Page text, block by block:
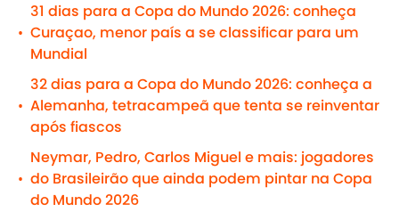
•
31 dias para a Copa do Mundo 2026: conheça
Curaçao, menor país a se classificar para um
Mundial
•
32 dias para a Copa do Mundo 2026: conheça a
Alemanha, tetracampeã que tenta se reinventar
após fiascos
•
Neymar, Pedro, Carlos Miguel e mais: jogadores
do Brasileirão que ainda podem pintar na Copa
do Mundo 2026